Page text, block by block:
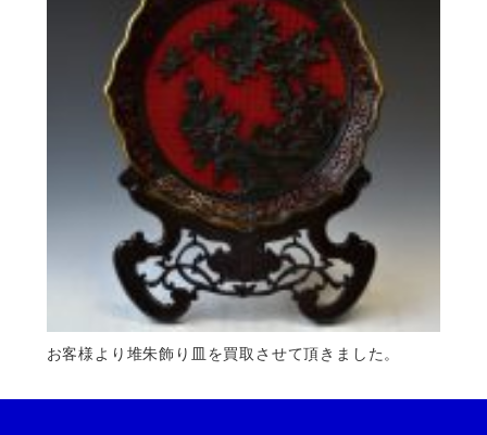
お客様より堆朱飾り皿を買取させて頂きました。